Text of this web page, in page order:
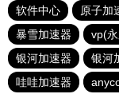
软件中心
原子加
暴雪加速器
vp(
银河加速器
银河
哇哇加速器